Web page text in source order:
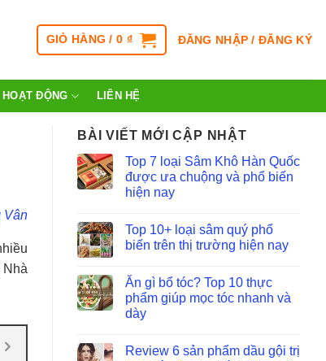
GIỎ HÀNG /0 ₫ ĐĂNG NHẬP / ĐĂNG KÝ
HOẠT ĐỘNG LIÊN HỆ
Vân
BÀI VIẾT MỚI CẬP NHẬT
Top 7 loại Sâm Khô Hàn Quốc
được ưa chuộng và phổ biến
hiện nay
Top 10+ loại sâm quý phổ
biến trên thị trường hiện nay
Ăn gì bổ tóc? Top 10 thực
phẩm giúp mọc tóc nhanh và
dày
Review 6 sản phẩm dầu gội trị